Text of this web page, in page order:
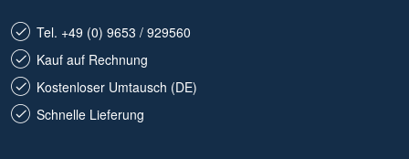
Tel. +49 (0) 9653 / 929560
Kauf auf Rechnung
Kostenloser Umtausch (DE)
Schnelle Lieferung